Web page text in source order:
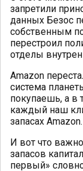
запретили
данных Безос
собственным
перестроил
отделы
Amazon
система
покупаешь, а в
каждый наш
запасах Amazon.
И вот что
запасов
первый»